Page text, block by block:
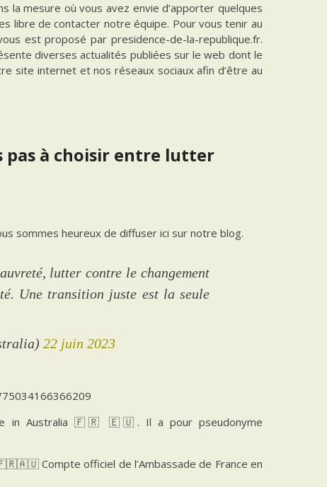
la mesure où vous avez envie d’apporter quelques
libre de contacter notre équipe. Pour vous tenir au
est proposé par presidence-de-la-republique.fr.
diverses actualités publiées sur le web dont le
site internet et nos réseaux sociaux afin d’être au
à choisir entre lutter
sommes heureux de diffuser ici sur notre blog.
lutter contre le changement
Une transition juste est la seule
22 juin 2023
in Australia 🇫🇷 🇪🇺. Il a pour pseudonyme
Compte officiel de l’Ambassade de France en